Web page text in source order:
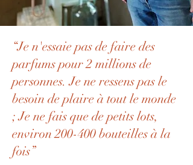
“Je n'essaie pas de faire des
parfums pour 2 millions de
personnes. Je ne ressens pas le
besoin de plaire à tout le monde
; Je ne fais que de petits lots,
environ 200-400 bouteilles à la
fois”